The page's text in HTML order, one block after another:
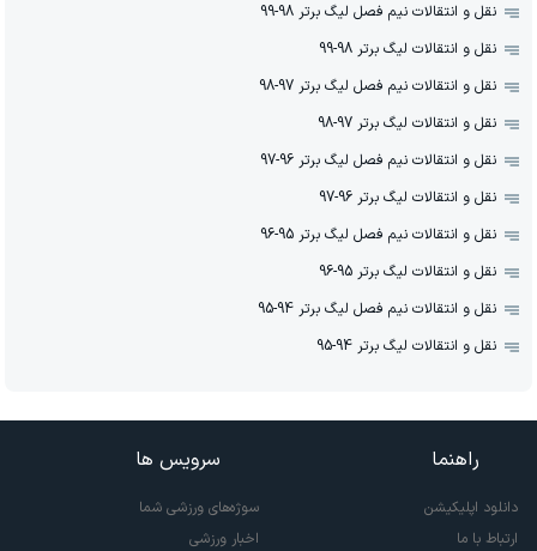
نقل و انتقالات نیم فصل لیگ برتر 98-99
نقل و انتقالات لیگ برتر 98-99
نقل و انتقالات نیم فصل لیگ برتر 97-98
نقل و انتقالات لیگ برتر 97-98
نقل و انتقالات نیم فصل لیگ برتر 96-97
نقل و انتقالات لیگ برتر 96-97
نقل و انتقالات نیم فصل لیگ برتر 95-96
نقل و انتقالات لیگ برتر 95-96
نقل و انتقالات نیم فصل لیگ برتر 94-95
نقل و انتقالات لیگ برتر 94-95
راهنما
دانلود اپلیکیشن
ارتباط با ما
سرویس ها
سوژه‌های ورزشی شما
اخبار ورزشی